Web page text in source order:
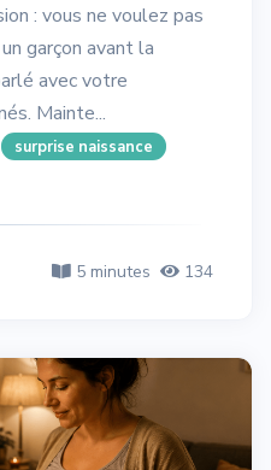
: vous ne voulez pas
garçon avant la
avec votre
Mainte...
surprise naissance
5 minutes 134